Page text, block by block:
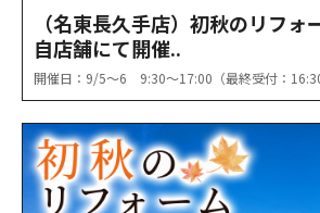
（名東長久手店）初秋のリフォ
自店舗にて開催..
開催日：9/5〜6 9:30〜17:00（最終受付：16:30